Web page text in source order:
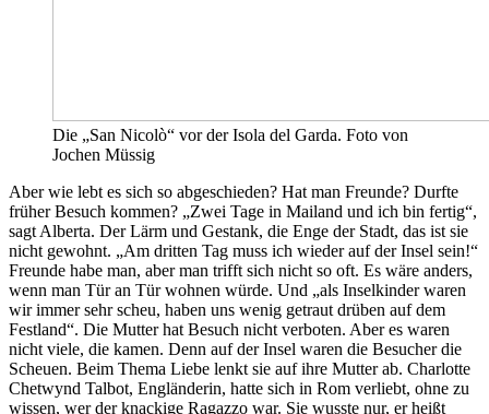
Die „San Nicolò“ vor der Isola del Garda. Foto von
Jochen Müssig
Aber wie lebt es sich so abgeschieden? Hat man Freunde? Durfte
früher Besuch kommen? „Zwei Tage in Mailand und ich bin fertig“,
sagt Alberta. Der Lärm und Gestank, die Enge der Stadt, das ist sie
nicht gewohnt. „Am dritten Tag muss ich wieder auf der Insel sein!“
Freunde habe man, aber man trifft sich nicht so oft. Es wäre anders,
wenn man Tür an Tür wohnen würde. Und „als Inselkinder waren
wir immer sehr scheu, haben uns wenig getraut drüben auf dem
Festland“. Die Mutter hat Besuch nicht verboten. Aber es waren
nicht viele, die kamen. Denn auf der Insel waren die Besucher die
Scheuen. Beim Thema Liebe lenkt sie auf ihre Mutter ab. Charlotte
Chetwynd Talbot, Engländerin, hatte sich in Rom verliebt, ohne zu
wissen, wer der knackige Ragazzo war. Sie wusste nur, er heißt